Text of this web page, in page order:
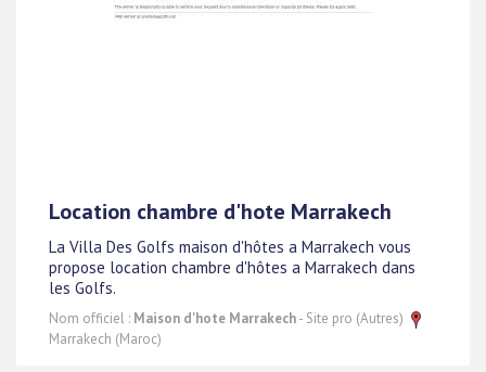
Location chambre d'hote Marrakech
La Villa Des Golfs maison d'hôtes a Marrakech vous
propose location chambre d'hôtes a Marrakech dans
les Golfs.
Nom officiel : Maison d'hote Marrakech- Site pro (Autres)
Marrakech (Maroc)